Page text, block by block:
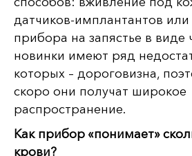
датчиков-имплантантов
прибора на запястье в виде
новинки имеют ряд
которых – дороговизна,
скоро они получат широкое
распространение.
Как прибор «понимает»
крови?